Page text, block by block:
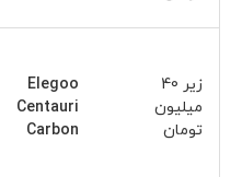
زیر 40
میلیون
تومان
Elegoo
Centauri
Carbon